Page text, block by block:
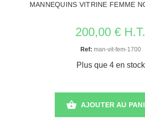
MANNEQUINS VITRINE FEMME
200,00 € H.T.
Ref: man-vit-fem-1700
Plus que 4 en stock
AJOUTER AU